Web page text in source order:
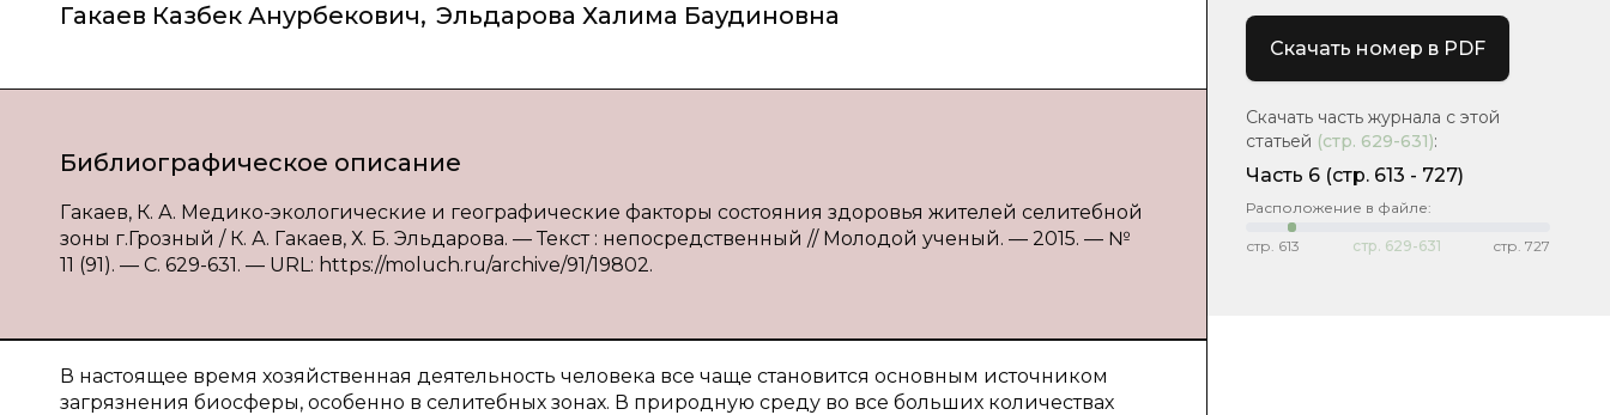
Гакаев Казбек Анурбекович, Эльдарова Халима Баудиновна
Библиографическое описание
Гакаев, К. А. Медико-экологические и географические факторы состояния здоровья жителей селитебной
зоны г.Грозный / К. А. Гакаев, Х. Б. Эльдарова. — Текст : непосредственный // Молодой ученый. — 2015. — №
11 (91). — С. 629-631. — URL: https://moluch.ru/archive/91/19802.
В настоящее время хозяйственная деятельность человека все чаще становится основным источником
загрязнения биосферы, особенно в селитебных зонах. В природную среду во все больших количествах
Скачать номер в PDF
Скачать часть журнала с этой
статьей (стр. 629-631):
Часть 6 (cтр. 613 - 727)
Расположение в файле:
стр. 613 стр. 629-631 стр. 727